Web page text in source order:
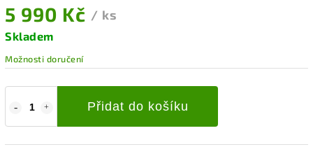
5 990 Kč / ks
Skladem
Možnosti doručení
Přidat do košíku